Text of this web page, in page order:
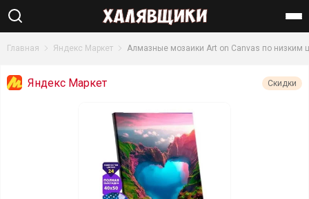
Найти
Главная Яндекс Маркет Алмазные мозаики Art on Canvas по низким
Яндекс Маркет Скидки